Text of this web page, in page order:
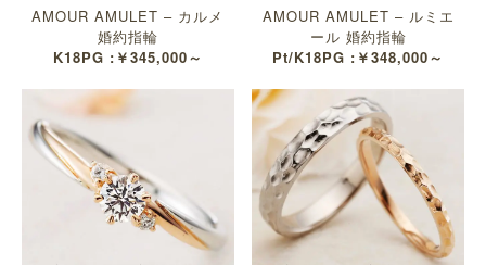
AMOUR AMULET – カルメ
婚約指輪
K18PG :￥345,000～
AMOUR AMULET – ルミエ
ール 婚約指輪
Pt/K18PG :￥348,000～